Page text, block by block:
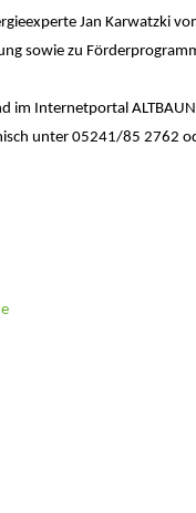
Jan Karwatzki
sowie zu
Internetportal
unter 05241/85 2762